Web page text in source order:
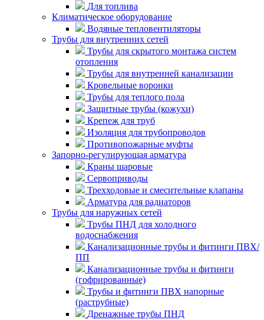
Для топлива
Климатическое оборудование
Водяные тепловентиляторы
Трубы для внутренних сетей
Трубы для скрытого монтажа систем
отопления
Трубы для внутренней канализации
Кровельные воронки
Трубы для теплого пола
Защитные трубы (кожухи)
Крепеж для труб
Изоляция для трубопроводов
Противопожарные муфты
Запорно-регулирующая арматура
Краны шаровые
Сервоприводы
Трехходовые и смесительные клапаны
Арматура для радиаторов
Трубы для наружных сетей
Трубы ПНД для холодного
водоснабжения
Канализационные трубы и фитинги ПВХ/
ПП
Канализационные трубы и фитинги
(гофрированные)
Трубы и фитинги ПВХ напорные
(раструбные)
Дренажные трубы ПНД